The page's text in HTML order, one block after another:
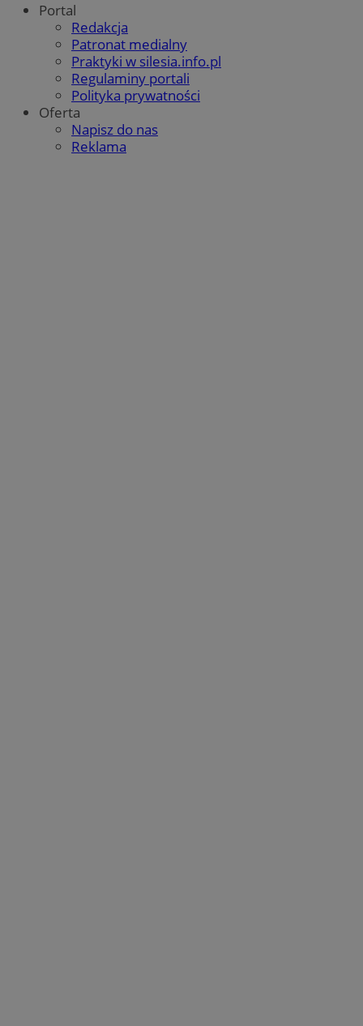
Portal
Redakcja
Patronat medialny
Praktyki w silesia.info.pl
Regulaminy portali
Polityka prywatności
Oferta
Napisz do nas
Reklama